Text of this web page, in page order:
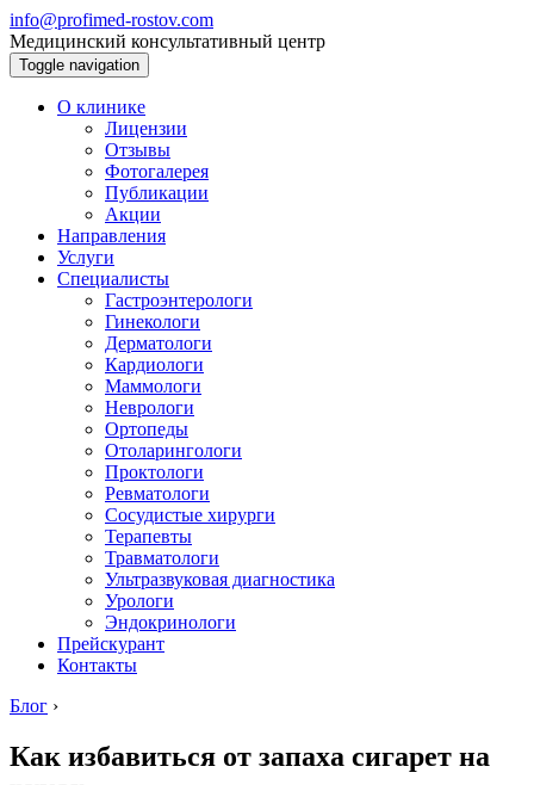
info@profimed-rostov.com
Медицинский консультативный центр
Toggle navigation
О клинике
Лицензии
Отзывы
Фотогалерея
Публикации
Акции
Направления
Услуги
Специалисты
Гастроэнтерологи
Гинекологи
Дерматологи
Кардиологи
Маммологи
Неврологи
Ортопеды
Отоларингологи
Проктологи
Ревматологи
Сосудистые хирурги
Терапевты
Травматологи
Ультразвуковая диагностика
Урологи
Эндокринологи
Прейскурант
Контакты
Блог ›
Как избавиться от запаха сигарет на